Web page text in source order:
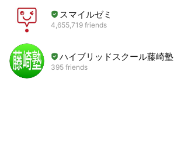
スマイルゼミ
4,655,719 friends
ハイブリッドスクール藤崎塾
395 friends